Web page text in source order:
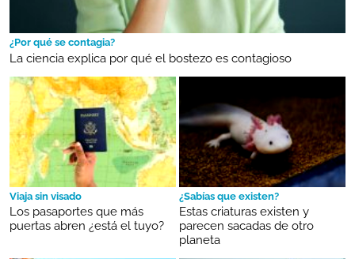
¿Por qué se contagia?
La ciencia explica por qué el bostezo es contagioso
Viaja sin visado
Los pasaportes que más
puertas abren ¿está el tuyo?
¿Sabías que existen?
Estas criaturas existen y
parecen sacadas de otro
planeta